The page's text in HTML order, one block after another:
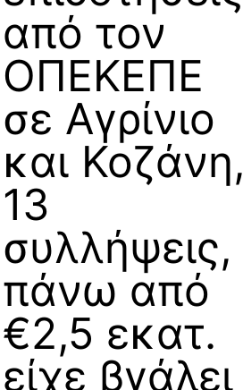
από τον
ΟΠΕΚΕΠΕ
σε Αγρίνιο
και Κοζάνη,
13
συλλήψεις,
πάνω από
€2,5 εκατ.
είχε βγάλει